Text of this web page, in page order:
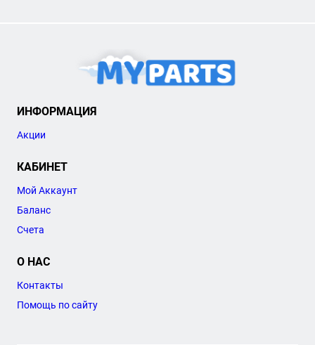
ИНФОРМАЦИЯ
Акции
КАБИНЕТ
Мой Аккаунт
Баланс
Счета
О НАС
Контакты
Помощь по сайту